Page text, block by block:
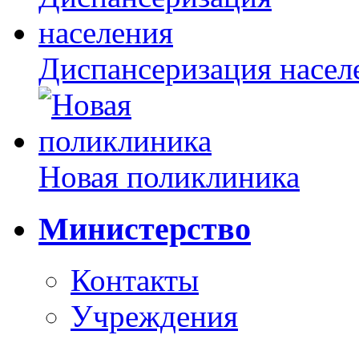
Диспансеризация
Новая поликлиника
Министерство
Контакты
Учреждения